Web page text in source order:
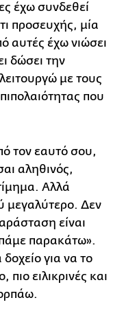
έχω συνδεθεί
προσευχής, μία
αυτές έχω νιώσει
δώσει την
με τους
που
τον εαυτό σου,
αληθινός,
Αλλά
μεγαλύτερο. Δεν
είναι
πάμε παρακάτω».
για να το
ειλικρινές και